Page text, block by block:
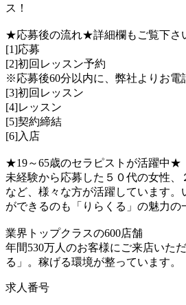
ス！
★応募後の流れ★詳細欄もご覧下さ
[1]応募
[2]初回レッスン予約
※応募後60分以内に、弊社よりお電
[3]初回レッスン
[4]レッスン
[5]契約締結
[6]入店
★19～65歳のセラピストが活躍中★
未経験から応募した５０代の女性、
など、様々な方が活躍しています。
ができるのも「りらくる」の魅力の
業界トップクラスの600店舗
年間530万人のお客様にご来店いた
る」。稼げる環境が整っています。
求人番号